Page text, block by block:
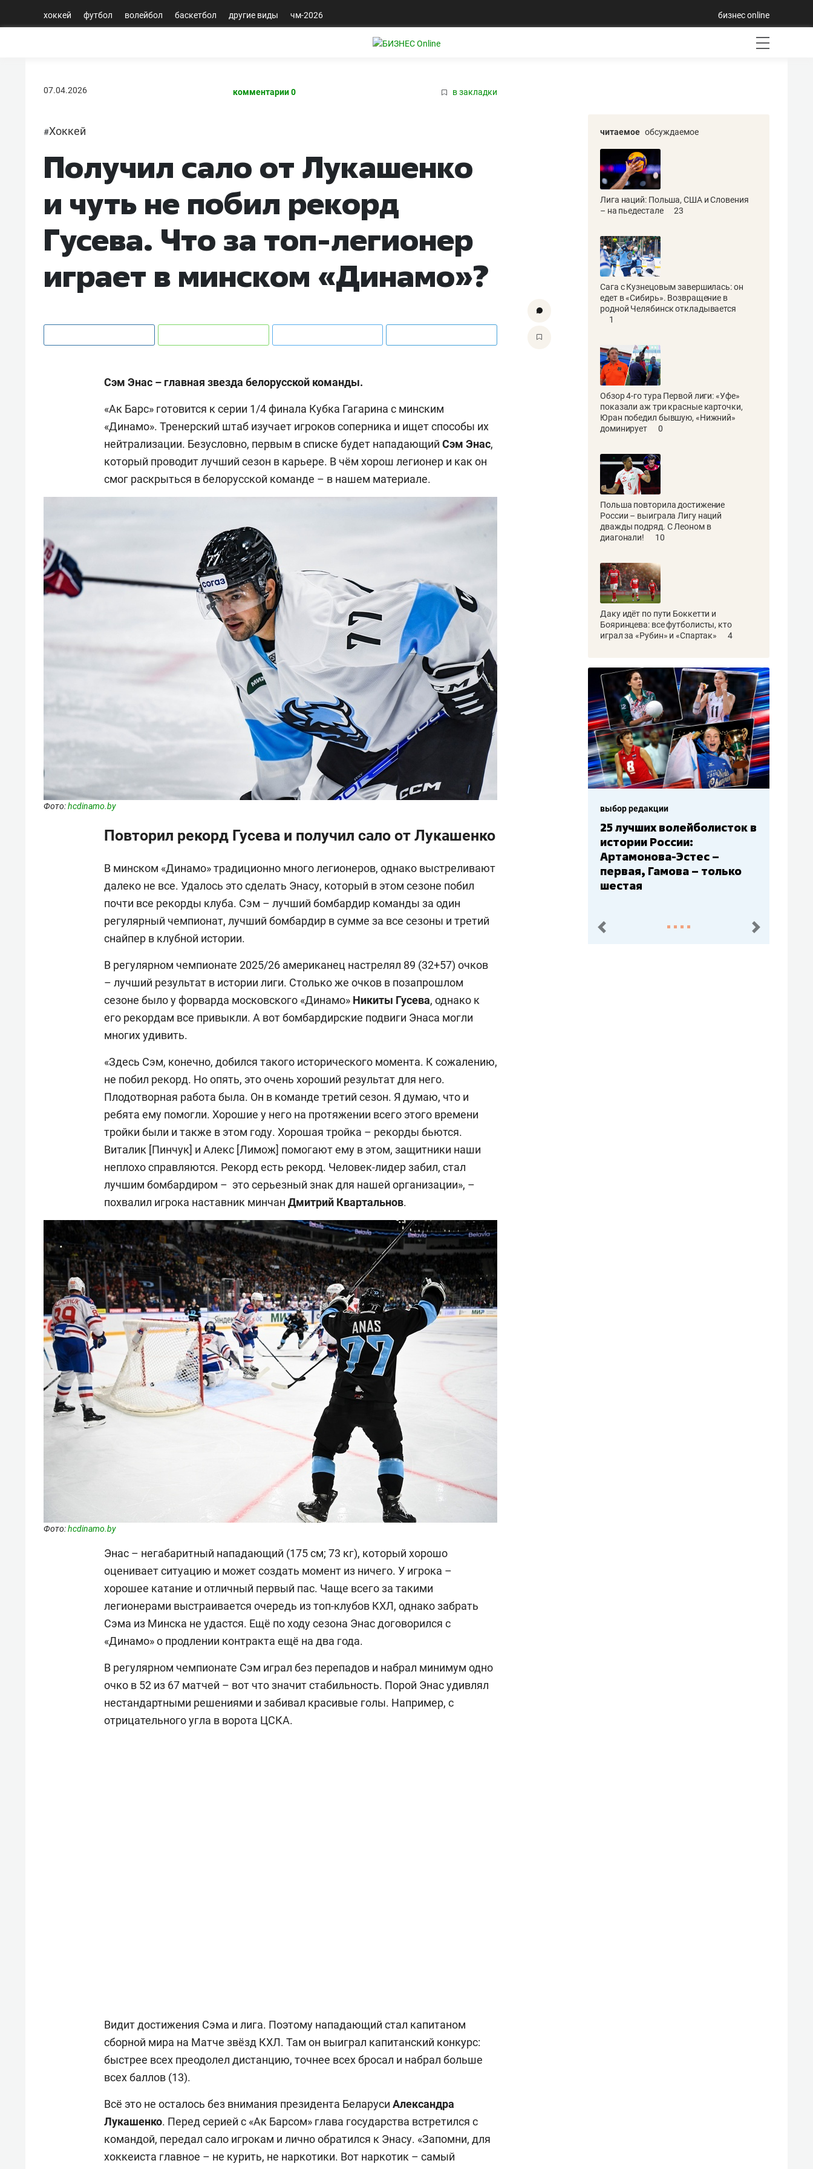
хоккей футбол волейбол баскетбол другие виды чм-2026 бизнес online
07.04.2026 комментарии 0 в закладки
#Хоккей
Получил сало от Лукашенко
и чуть не побил рекорд
Гусева. Что за топ-легионер
играет в минском «Динамо»?
Сэм Энас – главная звезда белорусской команды.
«Ак Барс» готовится к серии 1/4 финала Кубка Гагарина с минским
«Динамо». Тренерский штаб изучает игроков соперника и ищет способы их
нейтрализации. Безусловно, первым в списке будет нападающий Сэм Энас,
который проводит лучший сезон в карьере. В чём хорош легионер и как он
смог раскрыться в белорусской команде – в нашем материале.
Фото:hcdinamo.by
Повторил рекорд Гусева и получил сало от Лукашенко
В минском «Динамо» традиционно много легионеров, однако выстреливают
далеко не все. Удалось это сделать Энасу, который в этом сезоне побил
почти все рекорды клуба. Сэм – лучший бомбардир команды за один
регулярный чемпионат, лучший бомбардир в сумме за все сезоны и третий
снайпер в клубной истории.
В регулярном чемпионате 2025/26 американец настрелял 89 (32+57) очков
– лучший результат в истории лиги. Столько же очков в позапрошлом
сезоне было у форварда московского «Динамо» Никиты Гусева, однако к
его рекордам все привыкли. А вот бомбардирские подвиги Энаса могли
многих удивить.
«Здесь Сэм, конечно, добился такого исторического момента. К сожалению,
не побил рекорд. Но опять, это очень хороший результат для него.
Плодотворная работа была. Он в команде третий сезон. Я думаю, что и
ребята ему помогли. Хорошие у него на протяжении всего этого времени
тройки были и также в этом году. Хорошая тройка – рекорды бьются.
Виталик [Пинчук] и Алекс [Лимож] помогают ему в этом, защитники наши
неплохо справляются. Рекорд есть рекорд. Человек-лидер забил, стал
лучшим бомбардиром – это серьезный знак для нашей организации», –
похвалил игрока наставник минчан Дмитрий Квартальнов.
Фото:hcdinamo.by
Энас – негабаритный нападающий (175 см; 73 кг), который хорошо
оценивает ситуацию и может создать момент из ничего. У игрока –
хорошее катание и отличный первый пас. Чаще всего за такими
легионерами выстраивается очередь из топ-клубов КХЛ, однако забрать
Сэма из Минска не удастся. Ещё по ходу сезона Энас договорился с
«Динамо» о продлении контракта ещё на два года.
В регулярном чемпионате Сэм играл без перепадов и набрал минимум одно
очко в 52 из 67 матчей – вот что значит стабильность. Порой Энас удивлял
нестандартными решениями и забивал красивые голы. Например, с
отрицательного угла в ворота ЦСКА.
Видит достижения Сэма и лига. Поэтому нападающий стал капитаном
сборной мира на Матче звёзд КХЛ. Там он выиграл капитанский конкурс:
быстрее всех преодолел дистанцию, точнее всех бросал и набрал больше
всех баллов (13).
Всё это не осталось без внимания президента Беларуси Александра
Лукашенко. Перед серией с «Ак Барсом» глава государства встретился с
командой, передал сало игрокам и лично обратился к Энасу. «Запомни, для
хоккеиста главное – не курить, не наркотики. Вот наркотик – самый
читаемое обсуждаемое
Лига наций: Польша, США и Словения
– на пьедестале
23
Сага с Кузнецовым завершилась: он
едет в «Сибирь». Возвращение в
родной Челябинск откладывается
1
Обзор 4-го тура Первой лиги: «Уфе»
показали аж три красные карточки,
Юран победил бывшую, «Нижний»
доминирует
0
Польша повторила достижение
России – выиграла Лигу наций
дважды подряд. С Леоном в
диагонали!
10
Даку идёт по пути Боккетти и
Бояринцева: все футболисты, кто
играл за «Рубин» и «Спартак»
4
выбор редакции
25 лучших волейболисток в
истории России:
Артамонова-Эстес –
первая, Гамова – только
шестая
пред. след.